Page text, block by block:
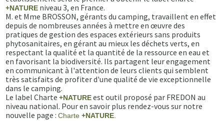
+NATURE niveau 3, en France.
M. et Mme BROSSON, gérants du camping, travaillent en effet
depuis de nombreuses années à mettre en œuvre des
pratiques de gestion des espaces extérieurs sans produits
phytosanitaires, en gérant au mieux les déchets verts, en
respectant la qualité et la quantité de la ressource en eau et
en favorisant la biodiversité. Ils partagent leur engagement
en communicant à l'attention de leurs clients qui semblent
très satisfaits de profiter d'une qualité de vie exceptionnelle
dans le camping.
Le label Charte+NATUREest outil proposé par FREDON au
niveau national. Pour en savoir plus rendez-vous sur notre
nouvelle page :Charte+NATURE.